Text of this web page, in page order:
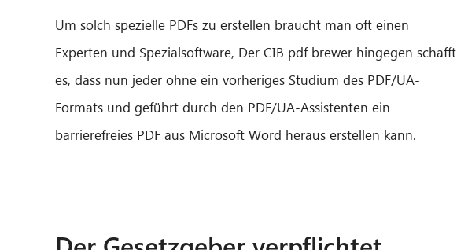
Um solch spezielle PDFs zu erstellen braucht man oft einen
Experten und Spezialsoftware, Der CIB pdf brewer hingegen schafft
es, dass nun jeder ohne ein vorheriges Studium des PDF/UA-
Formats und geführt durch den PDF/UA-Assistenten ein
barrierefreies PDF aus Microsoft Word heraus erstellen kann.